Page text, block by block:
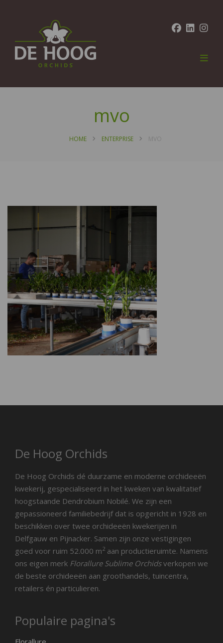
mvo
HOME ENTERPRISE MVO
De Hoog Orchids
De Hoog Orchids dé duurzame en moderne orchideeën
kwekerij, gespecialiseerd in het kweken van kwalitatief
hoogstaande Dendrobium Nobilé. We zijn een
gepassioneerd familiebedrijf dat is opgericht in 1928 en
beschikken over twee orchideeën kwekerijen in
Delfgauw en Pijnacker. Samen zijn onze vestigingen
goed voor ruim 52.000 m2 aan productieruimte. Namens
ons eigen merk Florallure Sublime Orchidsverkopen we
de beste orchideeën aan groothandels, tuincentra,
retailers én particulieren.
Populaire pagina's